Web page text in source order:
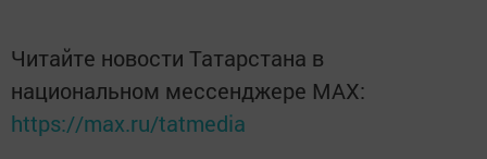
Читайте новости Татарстана в
национальном мессенджере MАХ:
https://max.ru/tatmedia